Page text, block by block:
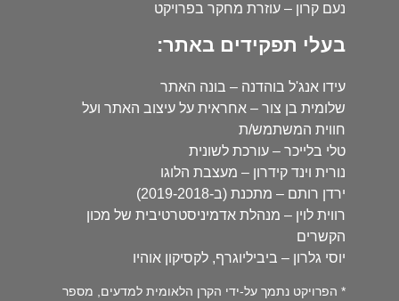
נעם קרון – עוזרת מחקר בפרויקט
בעלי תפקידים באתר:
עידו אנג'ל בוהדנה – בונה האתר
שלומית בן צור – אחראית על עיצוב האתר ועל
חווית המשתמש/ת
טלי בלייכר – עורכת לשונית
נורית וינד קידרון – מעצבת הלוגו
ירדן רותם – מתכנת (ב-2019-2018)
רווית לוין – מנהלת אדמיניסטרטיבית של מכון
הקשרים
יוסי גלרון – ביביליוגרף, לקסיקון אוהיו
* הפרויקט נתמך על-ידי הקרן הלאומית למדעים, מספר